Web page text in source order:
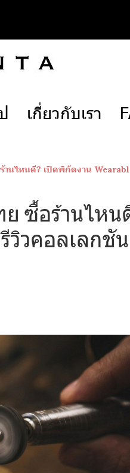
เกี่ยวกับเรา
านไหนดี? เปิดพิกัดงาน
ซื้อร้านไหน
วิวคอลเลกชั